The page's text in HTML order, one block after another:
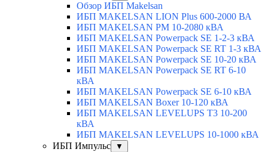
Обзор ИБП Makelsan
ИБП MAKELSAN LION Plus 600-2000 ВА
ИБП MAKELSAN PM 10-2080 кВА
ИБП MAKELSAN Powerpack SE 1-2-3 кВА
ИБП MAKELSAN Powerpack SE RT 1-3 кВА
ИБП MAKELSAN Powerpack SE 10-20 кВА
ИБП MAKELSAN Powerpack SE RT 6-10
кВА
ИБП MAKELSAN Powerpack SE 6-10 кВА
ИБП MAKELSAN Boxer 10-120 кВА
ИБП MAKELSAN LEVELUPS T3 10-200
кВА
ИБП MAKELSAN LEVELUPS 10-1000 кВА
ИБП Импульс
▼